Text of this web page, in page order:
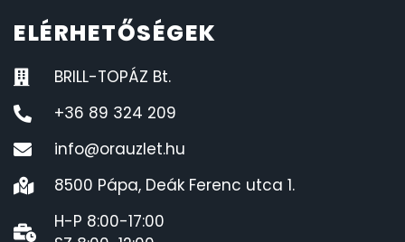
ELÉRHETŐSÉGEK
BRILL-TOPÁZ Bt.
+36 89 324 209
info@orauzlet.hu
8500 Pápa, Deák Ferenc utca 1.
H-P 8:00-17:00